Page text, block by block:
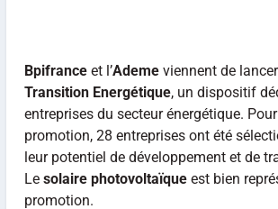
Bpifranceet l’Ademeviennent de lancer
Transition Energétique, un dispositif
entreprises du secteur énergétique.
promotion, 28 entreprises ont été
leur potentiel de développement et de
Le solaire photovoltaïqueest bien
promotion.